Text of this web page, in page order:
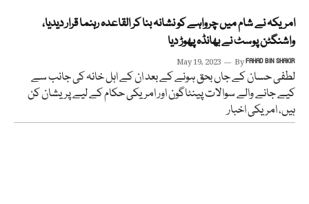
امریکہ نے شام میں چرواہے کو نشانہ بنا کر القاعدہ رہنما قرار دیدیا،
واشنگٹن پوسٹ نے بھانڈہ پھوڑ دیا
May 19, 2023 ByFAHAD BIN SHAKIR
لطفی حسان کے جاں بحق ہونے کے بعد ان کے اہل خانہ کی جانب سے
کیے جانے والے سوالات پینٹاگون اور امریکی حکام کے لیے پریشان کن
ہیں، امریکی اخبار